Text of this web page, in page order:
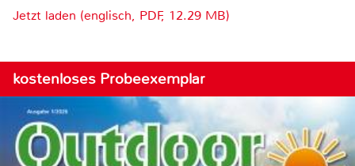
Jetzt laden (englisch, PDF, 12.29 MB)
kostenloses Probeexemplar